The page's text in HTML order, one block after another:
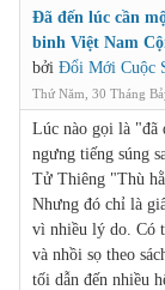
Đã đến lúc cần
binh Việt Nam
bởi Đổi Mới Cuộc
Thứ Năm, 30 Tháng
Lúc nào gọi là "đã
ngưng tiếng súng
Tử Thiêng "Thù
Nhưng đó chỉ là
vì nhiều lý do. Có
và nhồi sọ theo
tối dẫn đến nhiều